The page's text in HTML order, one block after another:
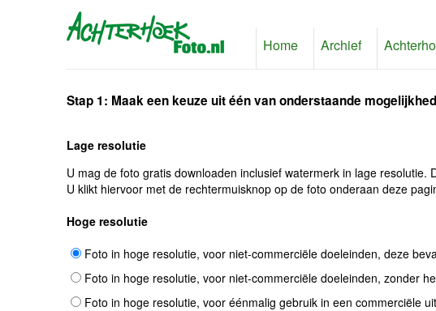
Home Archief
Stap 1: Maak een keuze uit één van onderstaande
Lage resolutie
U mag de foto gratis downloaden inclusief watermerk in lage resolutie.
U klikt hiervoor met de rechtermuisknop op de foto onderaan deze
Hoge resolutie
Foto in hoge resolutie, voor niet-commerciële doeleinden, deze
Foto in hoge resolutie, voor niet-commerciële doeleinden, zonder
Foto in hoge resolutie, voor éénmalig gebruik in een commerciële